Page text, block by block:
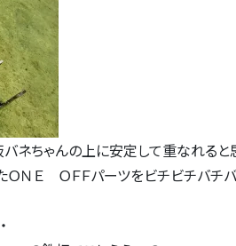
ネちゃんの上に安定して重なれる
ＮＥ ＯＦＦパーツをビチビチバチ